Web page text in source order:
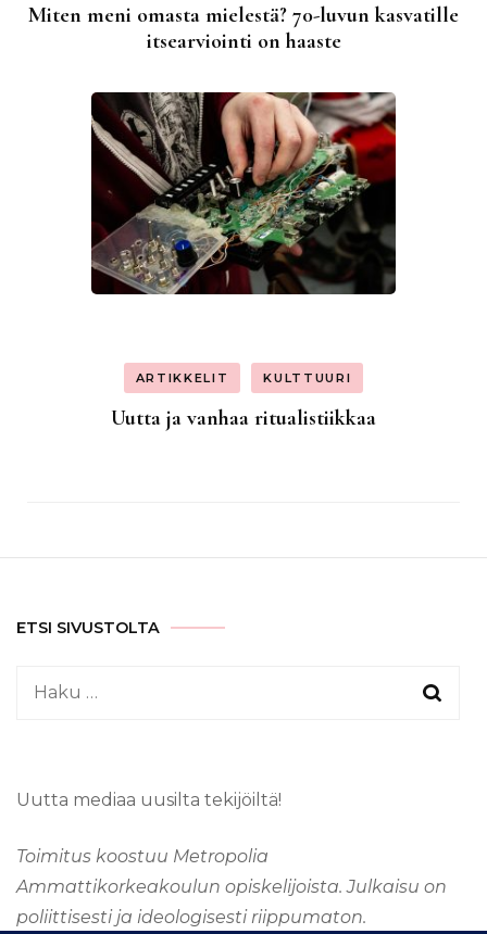
Miten meni omasta mielestä? 70-luvun kasvatille
itsearviointi on haaste
ARTIKKELIT KULTTUURI
Uutta ja vanhaa ritualistiikkaa
ETSI SIVUSTOLTA
Haku:
Uutta mediaa uusilta tekijöiltä!
Toimitus koostuu Metropolia
Ammattikorkeakoulun opiskelijoista. Julkaisu on
poliittisesti ja ideologisesti riippumaton.